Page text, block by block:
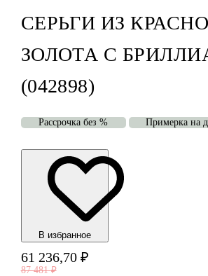
СЕРЬГИ ИЗ
ЗОЛОТА С
(042898)
Рассрочка без % Примерка на
В избранноe
61 236,70 ₽
87 481 ₽